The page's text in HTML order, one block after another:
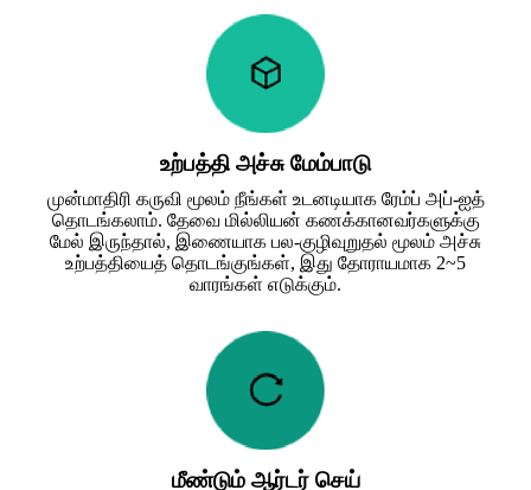
உற்பத்தி அச்சு மேம்பாடு
முன்மாதிரி கருவி மூலம் நீங்கள் உடனடியாக ரேம்ப் அப்-ஐத்
தொடங்கலாம். தேவை மில்லியன் கணக்கானவர்களுக்கு
மேல் இருந்தால், இணையாக பல-குழிவுறுதல் மூலம் அச்சு
உற்பத்தியைத் தொடங்குங்கள், இது தோராயமாக 2~5
வாரங்கள் எடுக்கும்.
மீண்டும் ஆர்டர் செய்